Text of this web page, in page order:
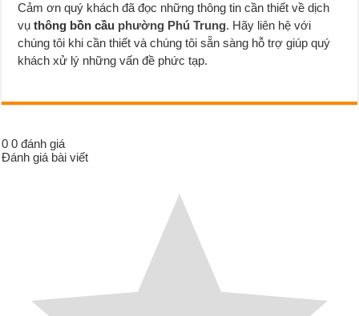
Cảm ơn quý khách đã đọc những thông tin cần thiết về dịch
vụ thông bồn cầu phường Phú Trung. Hãy liên hệ với
chúng tôi khi cần thiết và chúng tôi sẵn sàng hỗ trợ giúp quý
khách xử lý những vấn đề phức tạp.
0 0 đánh giá
Đánh giá bài viết